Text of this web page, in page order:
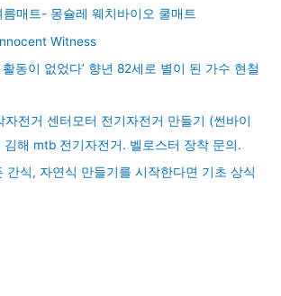
매트- 몽슐레 웨치바이오 쿨매트
Witness
동이 없었다’ 향년 82세로 별이 된 가수 현철
자전거 센터모터 전기자전거 만들기 (썬바이
해 mtb 전기자전거. 벨로스터 장착 문의.
간식, 자연식 만들기를 시작한다면 기초 상식